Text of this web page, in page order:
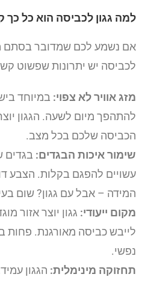
למה גגון לכביסה הוא כל כך
אם נשמע לכם שמדובר בסתם
לכביסה יש יתרונות שפשוט
מזג אוויר לא צפוי: במיוחד
להתהפך מיום לשעה. הגגון
הכביסה שלכם בכל מצב.
שימור איכות הבגדים: בגדים
עשויים להפגם בקלות. הצבע
המידה – אבל עם גגון? שום
מקום ייעודי: גגון יוצר אזור
לייבש כביסה מאורגנת. פחות
נפשי.
תחזוקה מינימלית: הגגון